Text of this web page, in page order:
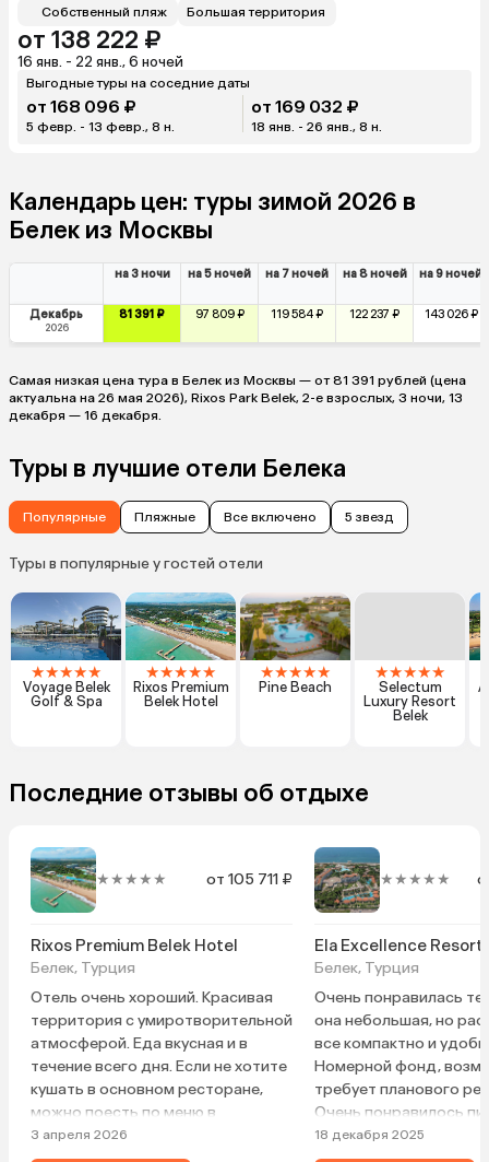
Собственный пляж Большая территория
от 138 222 ₽
16 янв. - 22 янв., 6 ночей
Выгодные туры на соседние даты
от 168 096 ₽
5 февр. - 13 февр., 8 н.
от 169 032 ₽
18 янв. - 26 янв., 8 н.
Календарь цен: туры зимой 2026 в
Белек из Москвы
на 3 ночи на 5 ночей на 7 ночей на 8 ночей на 9 ночей
Декабрь
2026
81 391 ₽ 97 809 ₽ 119 584 ₽ 122 237 ₽ 143 026 ₽
Самая низкая цена тура в Белек из Москвы — от 81 391 рублей (цена
актуальна на 26 мая 2026), Rixos Park Belek, 2-е взрослых, 3 ночи, 13
декабря — 16 декабря.
Туры в лучшие отели Белека
Популярные Пляжные Все включено 5 звезд
Туры в популярные у гостей отели
★★★★★
Voyage Belek
Golf & Spa
★★★★★
Rixos Premium
Belek Hotel
★★★★★
Pine Beach
★★★★★
Selectum
Luxury Resort
Belek
Последние отзывы об отдыхе
★★★★★ от 105 711 ₽
Rixos Premium Belek Hotel
Белек, Турция
Отель очень хороший. Красивая
территория с умиротворительной
атмосферой. Еда вкусная и в
течение всего дня. Если не хотите
кушать в основном ресторане,
можно поесть по меню в
ресторане People’s, он принимает
3 апреля 2026
★★★★★
Ela Excellence Resort
Белек, Турция
Очень понравилась
она небольшая, но
все компактно и
Номерной фонд,
требует планового
Очень понравилось
вкусно и
18 декабря 2025